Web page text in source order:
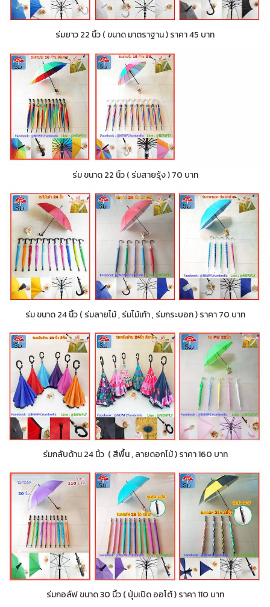
ร่มยาว 22 นิ้ว ( ขนาด มาตราฐาน ) ราคา 45 บาท
ร่ม ขนาด 22 นิ้ว ( ร่มสายรุ้ง ) 70 บาท
ร่ม ขนาด 24 นิ้ว ( ร่มลายไม้ , ร่มไม้เท้า , ร่มกระบอก ) ราคา 70 บาท
ร่มกลับด้าน 24 นิ้ว ( สีพื้น , ลายดอกไม้ ) ราคา 160 บาท
ร่มกอล์ฟ ขนาด 30 นิ้ว ( ปุ่มเปิด ออโต้ ) ราคา 110 บาท